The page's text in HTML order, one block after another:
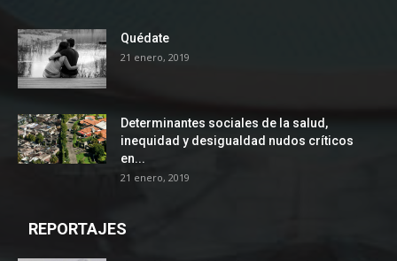
Quédate
21 enero, 2019
Determinantes sociales de la salud,
inequidad y desigualdad nudos críticos
en...
21 enero, 2019
REPORTAJES